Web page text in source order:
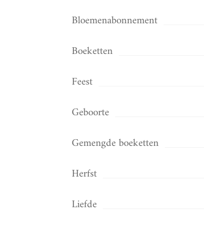
Bloemenabonnement
Boeketten
Feest
Geboorte
Gemengde boeketten
Herfst
Liefde